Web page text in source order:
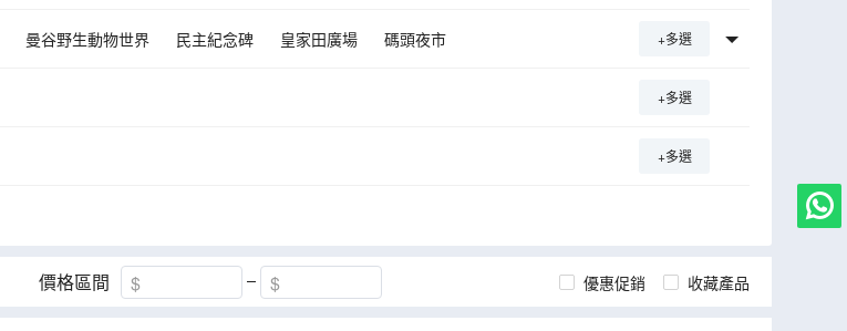
曼谷野生動物世界 民主紀念碑 皇家田廣場
碼頭夜市
+多選
+多選
+多選
價格區間 優惠促銷 收藏產品